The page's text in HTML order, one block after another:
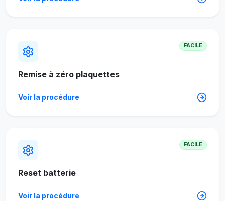
FACILE
Remise à zéro plaquettes
Voir la procédure
FACILE
Reset batterie
Voir la procédure